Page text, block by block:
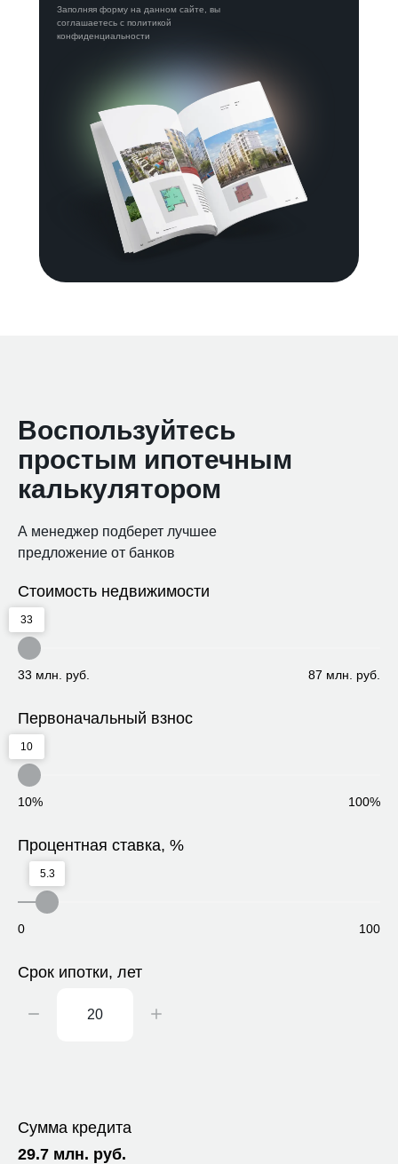
Заполняя форму на данном сайте, вы
соглашаетесь с политикой
конфиденциальности
Воспользуйтесь
простым ипотечным
калькулятором
А менеджер подберет лучшее
предложение от банков
Стоимость недвижимости
33
33 млн. руб. 87 млн. руб.
Первоначальный взнос
10
10% 100%
Процентная ставка, %
5.3
0 100
Срок ипотки, лет
Сумма кредита
29.7 млн. руб.